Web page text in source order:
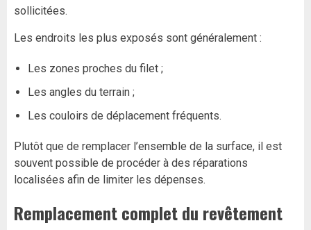
sollicitées.
Les endroits les plus exposés sont généralement :
Les zones proches du filet ;
Les angles du terrain ;
Les couloirs de déplacement fréquents.
Plutôt que de remplacer l’ensemble de la surface, il est
souvent possible de procéder à des réparations
localisées afin de limiter les dépenses.
Remplacement complet du revêtement